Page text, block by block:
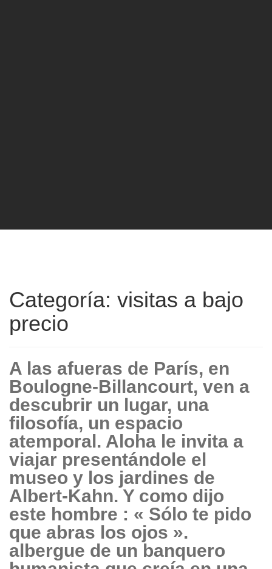
Categoría: visitas a bajo
precio
A las afueras de París, en
Boulogne-Billancourt, ven a
descubrir un lugar, una
filosofía, un espacio
atemporal. Aloha le invita a
viajar presentándole el
museo y los jardines de
Albert-Kahn. Y como dijo
este hombre : « Sólo te pido
que abras los ojos ».
albergue de un banquero